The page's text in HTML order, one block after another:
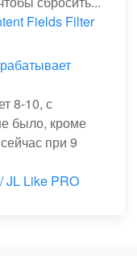
Fields Filter
8-10, с
было, кроме
при 9
JL Like PRO